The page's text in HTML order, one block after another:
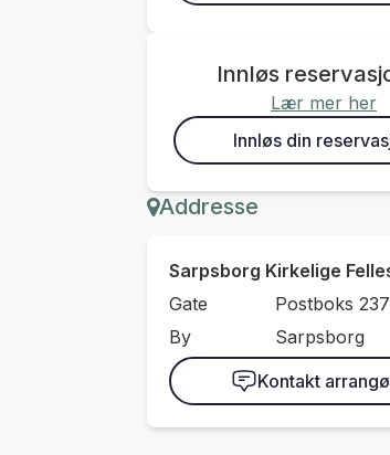
Innløs
Lær mer her
Innløs din
Addresse
Sarpsborg Kirkelige
Gate
Postboks 237
By
Sarpsborg
Kontakt